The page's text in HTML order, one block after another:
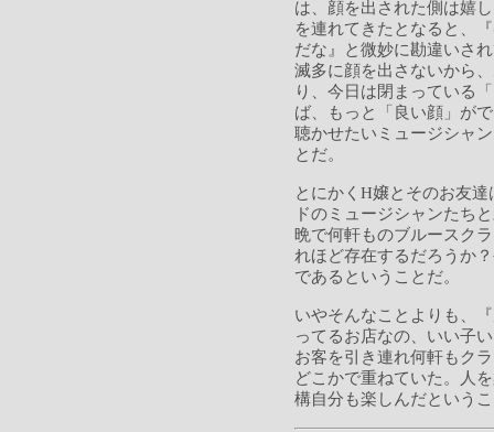
は、顔を出された側は嬉
を連れてきたとなると、
だな』と微妙に勘違いさ
滅多に顔を出さないから
り、今日は閉まっている
ば、もっと「良い顔」が
聴かせたいミュージシャ
とだ。
とにかくH嬢とそのお友
ドのミュージシャンたち
晩で何軒ものブルースク
れほど存在するだろうか
であるということだ。
いやそんなことよりも、
ってるお店なの、いい子
お客を引き連れ何軒もク
どこかで重ねていた。人
構自分も楽しんだという